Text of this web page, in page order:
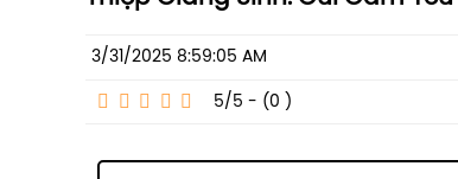
3/31/2025 8:59:05 AM
5/5 - (0 )